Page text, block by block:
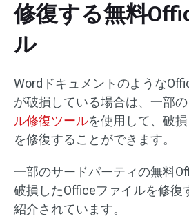
修復する無料
ル
Wordドキュメントのような
が破損している場合は、一部
ル修復ツールを使用して、破
を修復することができます。
一部のサードパーティの無料
破損したOfficeファイルを修復
紹介されています。